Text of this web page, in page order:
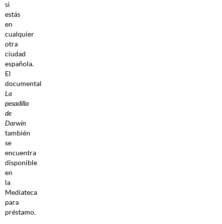
si
estás
en
cualquier
otra
ciudad
española.
El
documental
La
pesadilla
de
Darwin
también
se
encuentra
disponible
en
la
Mediateca
para
préstamo.